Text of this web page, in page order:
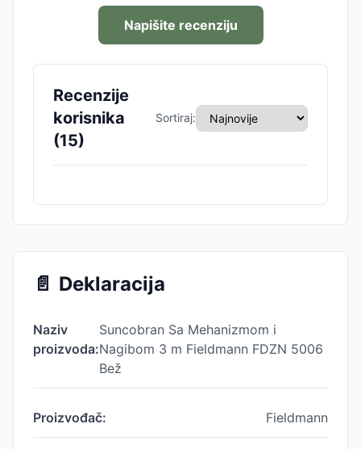
Napišite recenziju
Recenzije
korisnika
(15)
Sortiraj:
📄 Deklaracija
Naziv
proizvoda:
Suncobran Sa Mehanizmom i
Nagibom 3 m Fieldmann FDZN 5006
Bež
Proizvođač: Fieldmann